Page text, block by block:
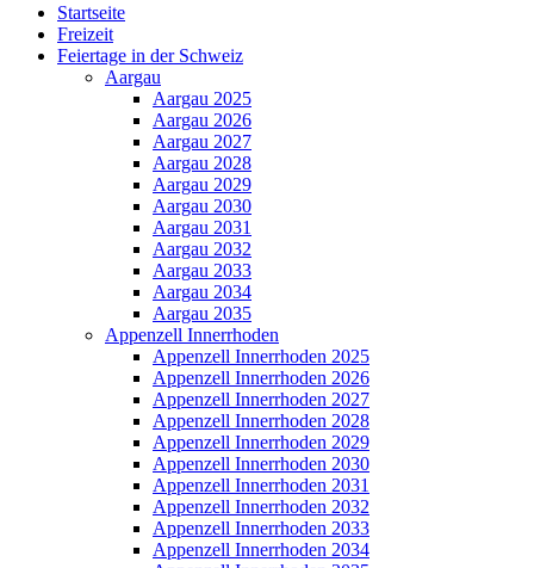
Startseite
Freizeit
Feiertage in der Schweiz
Aargau
Aargau 2025
Aargau 2026
Aargau 2027
Aargau 2028
Aargau 2029
Aargau 2030
Aargau 2031
Aargau 2032
Aargau 2033
Aargau 2034
Aargau 2035
Appenzell Innerrhoden
Appenzell Innerrhoden 2025
Appenzell Innerrhoden 2026
Appenzell Innerrhoden 2027
Appenzell Innerrhoden 2028
Appenzell Innerrhoden 2029
Appenzell Innerrhoden 2030
Appenzell Innerrhoden 2031
Appenzell Innerrhoden 2032
Appenzell Innerrhoden 2033
Appenzell Innerrhoden 2034